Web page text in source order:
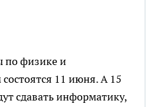
по физике и
11 июня. А 15
сдавать информатику,